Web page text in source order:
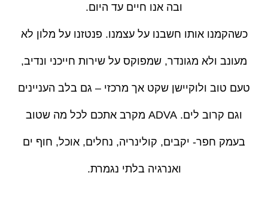
ובה אנו חיים עד היום.
כשהקמנו אותו חשבנו על עצמנו. פנטזנו על מלון לא
מעונב ולא מגונדר, שמפוקס על שירות חייכני ונדיב,
טעם טוב ולוקיישן שקט אך מרכזי – גם בלב העניינים
וגם קרוב לים. ADVA מקרב אתכם לכל מה שטוב
בעמק חפר- יקבים, קולינריה, נחלים, אוכל, חוף ים
ואנרגיה בלתי נגמרת.